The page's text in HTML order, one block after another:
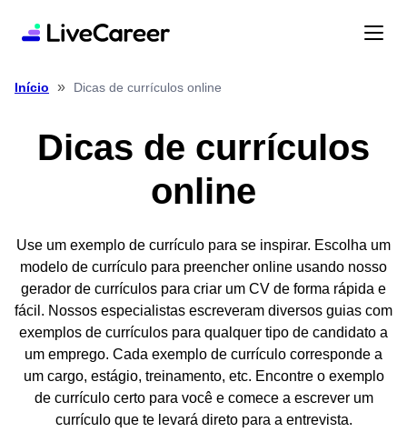
Início » Dicas de currículos online
Dicas de currículos
online
Use um exemplo de currículo para se inspirar. Escolha um
modelo de currículo para preencher online usando nosso
gerador de currículos para criar um CV de forma rápida e
fácil. Nossos especialistas escreveram diversos guias com
exemplos de currículos para qualquer tipo de candidato a
um emprego. Cada exemplo de currículo corresponde a
um cargo, estágio, treinamento, etc. Encontre o exemplo
de currículo certo para você e comece a escrever um
currículo que te levará direto para a entrevista.